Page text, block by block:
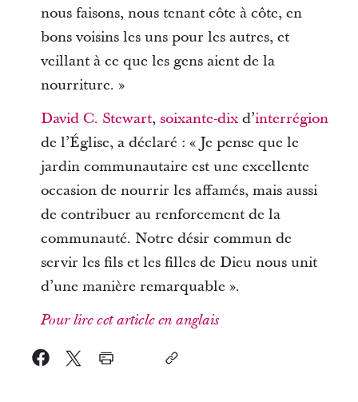
nous faisons, nous tenant côte à côte, en
bons voisins les uns pour les autres, et
veillant à ce que les gens aient de la
nourriture. »
David C. Stewart, soixante-dixd’interrégion
de l’Église, a déclaré : « Je pense que le
jardin communautaire est une excellente
occasion de nourrir les affamés, mais aussi
de contribuer au renforcement de la
communauté. Notre désir commun de
servir les fils et les filles de Dieu nous unit
d’une manière remarquable ».
Pour lire cet article en anglais